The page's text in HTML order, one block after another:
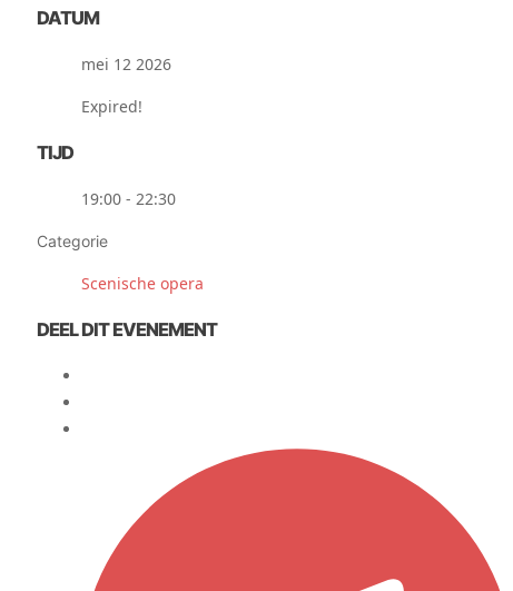
DATUM
mei 12 2026
Expired!
TIJD
19:00 - 22:30
Categorie
Scenische opera
DEEL DIT EVENEMENT